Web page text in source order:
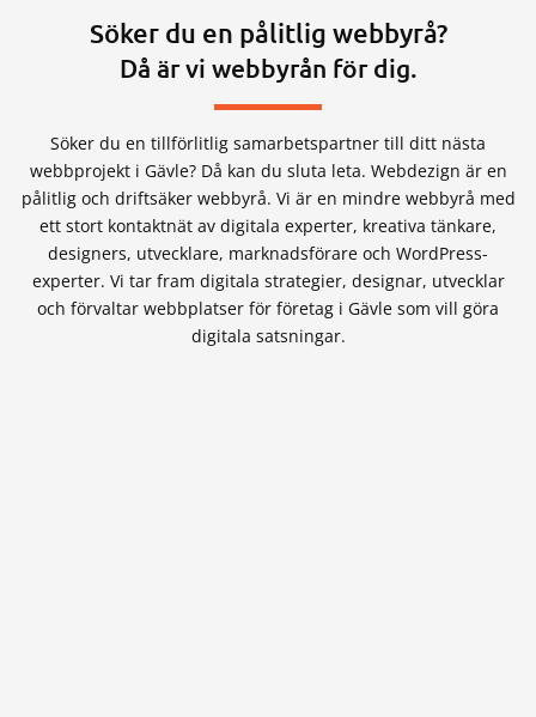
Söker du en pålitlig webbyrå?
Då är vi webbyrån för dig.
Söker du en tillförlitlig samarbetspartner till ditt nästa
webbprojekt i Gävle? Då kan du sluta leta. Webdezign är en
pålitlig och driftsäker webbyrå. Vi är en mindre webbyrå med
ett stort kontaktnät av digitala experter, kreativa tänkare,
designers, utvecklare, marknadsförare och WordPress-
experter. Vi tar fram digitala strategier, designar, utvecklar
och förvaltar webbplatser för företag i Gävle som vill göra
digitala satsningar.